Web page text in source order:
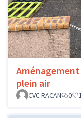
plein air
CVC RACAN
0 1